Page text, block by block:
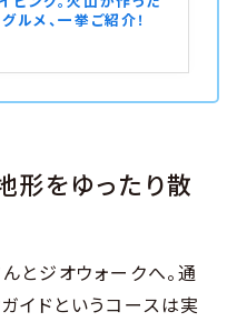
ルメ、一挙ご紹介！
形をゆったり散
とジオウォークへ。通
イドというコースは実